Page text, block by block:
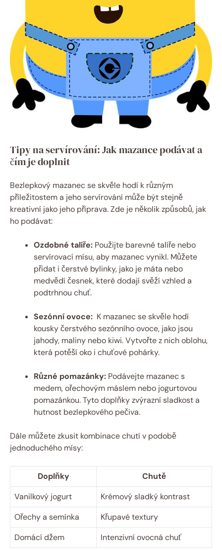
Tipy na servírování: Jak mazance podávat a⁤
čím je doplnit
Bezlepkový mazanec se skvěle hodí k různým
příležitostem a jeho servírování⁤ může ⁣být stejně
kreativní jako jeho ⁢příprava.​ Zde je několik způsobů,‌ jak
⁢ho podávat:
Ozdobné talíře: Použijte barevné talíře nebo
servírovací mísu, aby mazanec ​vynikl. ‍Můžete
přidat ⁤i čerstvé bylinky, jako je máta nebo​
medvědí česnek, které dodají ‌svěží ‍vzhled a
podtrhnou chuť.
Sezónní ovoce: ​ K mazanec se skvěle hodí
kousky čerstvého sezónního ovoce, jako jsou
jahody, maliny ‌nebo‌ kiwi. Vytvořte z nich oblohu,
která potěší oko i chuťové ​pohárky.
Různé pomazánky: Podávejte mazanec s
‍medem, ořechovým máslem nebo jogurtovou
pomazánkou. Tyto⁣ doplňky zvýrazní sladkost a
hutnost⁢ bezlepkového ⁣pečiva.
Dále ‍můžete zkusit‌ kombinace ‌chutí v podobě
jednoduchého‌ mísy:
Doplňky
Chutě
Vanilkový⁢ jogurt
Krémový⁢ sladký kontrast
Ořechy a semínka
Křupavé textury
Domácí džem
Intenzivní ovocná chuť